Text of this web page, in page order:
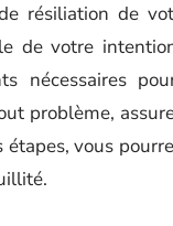
résiliation de
de votre
nécessaires
problème,
étapes, vous